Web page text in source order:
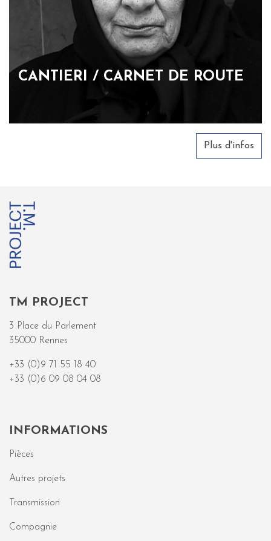
CANTIERI / CARNET DE ROUTE
Plus d'infos
TM PROJECT
3 Place du Parlement
35000 Rennes
+33 (0)9 71 55 18 40
+33 (0)6 09 08 04 08
INFORMATIONS
Pièces
Autres projets
Transmission
Compagnie